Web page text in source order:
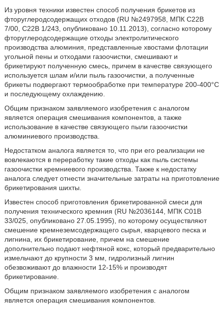
Из уровня техники известен способ получения брикетов из
фторуглеродсодержащих отходов (RU №2497958, МПК С22В
7/00, С22В 1/243, опубликовано 10.11.2013), согласно которому
фторуглеродсодержащие отходы электролитического
производства алюминия, представленные хвостами флотации
угольной пены и отходами газоочистки, смешивают и
брикетируют полученную смесь, причем в качестве связующего
используется шлам и/или пыль газоочистки, а полученные
брикеты подвергают термообработке при температуре 200-400°С
и последующему охлаждению.
Общим признаком заявляемого изобретения с аналогом
является операция смешивания компонентов, а также
использование в качестве связующего пыли газоочистки
алюминиевого производства.
Недостатком аналога является то, что при его реализации не
вовлекаются в переработку такие отходы как пыль системы
газоочистки кремниевого производства. Также к недостатку
аналога следует отнести значительные затраты на приготовление
брикетирования шихты.
Известен способ приготовления брикетированной смеси для
получения технического кремния (RU №2036144, МПК С01В
33/025, опубликовано 27.05.1995), по которому осуществляют
смешение кремнеземсодержащего сырья, кварцевого песка и
лигнина, их брикетирование, причем на смешение
дополнительно подают нефтяной кокс, который предварительно
измельчают до крупности 3 мм, гидролизный лигнин
обезвоживают до влажности 12-15% и производят
брикетирование.
Общим признаком заявляемого изобретения с аналогом
является операция смешивания компонентов.